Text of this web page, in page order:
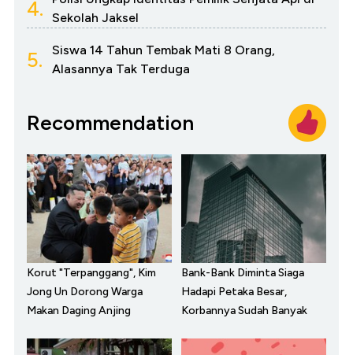
4.
Sekolah Jaksel
5.
Siswa 14 Tahun Tembak Mati 8 Orang,
Alasannya Tak Terduga
Recommendation
Korut "Terpanggang", Kim
Jong Un Dorong Warga
Makan Daging Anjing
Bank-Bank Diminta Siaga
Hadapi Petaka Besar,
Korbannya Sudah Banyak